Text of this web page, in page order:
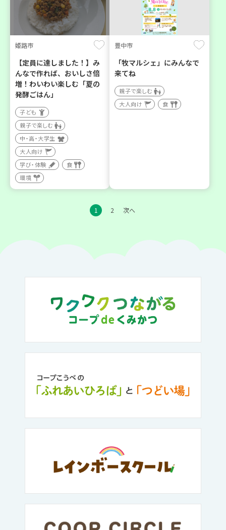
姫路市
【定員に達しました！】み
んなで作れば、おいしさ倍
増！わいわい楽しむ「夏の
発酵ごはん」
子ども
親子で楽しむ
中・高・大学生
大人向け
学び・体験
食
環境
豊中市
「牧マルシェ」にみんなで
来てね
親子で楽しむ
大人向け
食
1 2 次へ